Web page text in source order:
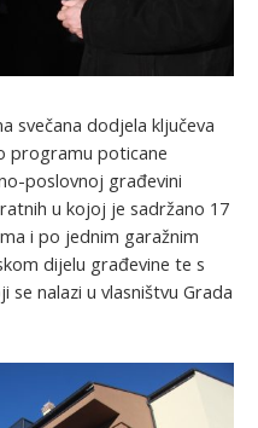
svečana dodjela ključeva
programu poticane
poslovnoj građevini
u kojoj je sadržano 17
i po jednim garažnim
dijelu građevine te s
nalazi u vlasništvu Grada